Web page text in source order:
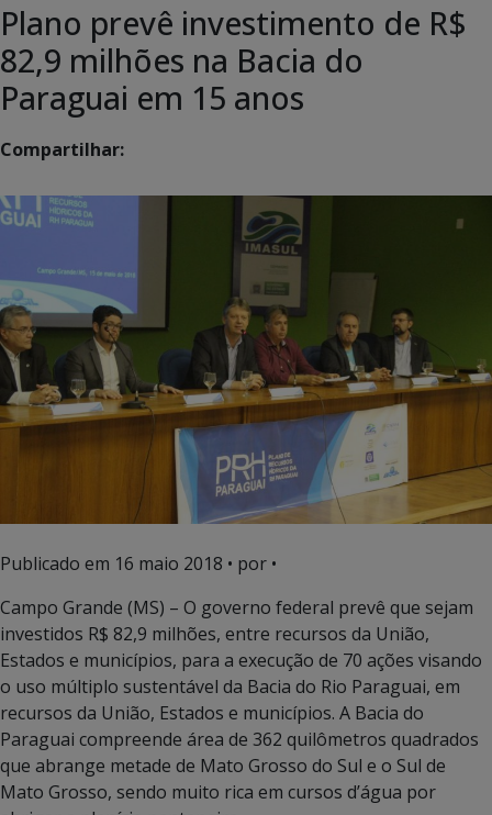
Plano prevê investimento de R$
82,9 milhões na Bacia do
Paraguai em 15 anos
Compartilhar:
Publicado em 16 maio 2018 • por •
Campo Grande (MS) – O governo federal prevê que sejam
investidos R$ 82,9 milhões, entre recursos da União,
Estados e municípios, para a execução de 70 ações visando
o uso múltiplo sustentável da Bacia do Rio Paraguai, em
recursos da União, Estados e municípios. A Bacia do
Paraguai compreende área de 362 quilômetros quadrados
que abrange metade de Mato Grosso do Sul e o Sul de
Mato Grosso, sendo muito rica em cursos d’água por